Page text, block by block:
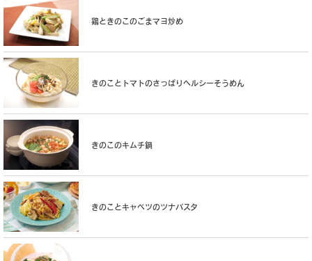
鶏ときのこのごまマヨ炒め
きのことトマトのさっぱりヘルシーそうめん
きのこのキムチ鍋
きのことキャベツのツナパスタ